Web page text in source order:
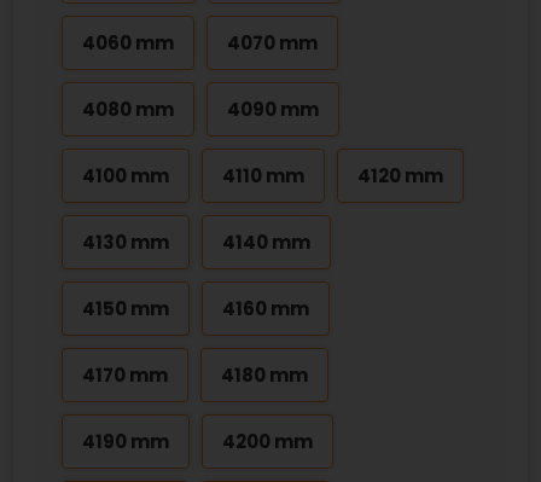
4060 mm 4070 mm
4080 mm 4090 mm
4100 mm 4110 mm 4120 mm
4130 mm 4140 mm
4150 mm 4160 mm
4170 mm 4180 mm
4190 mm 4200 mm